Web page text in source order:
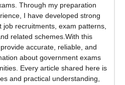
Through my preparation
I have developed strong
recruitments, exam patterns,
related schemes.With this
accurate, reliable, and
about government exams
Every article shared here is
and practical understanding,